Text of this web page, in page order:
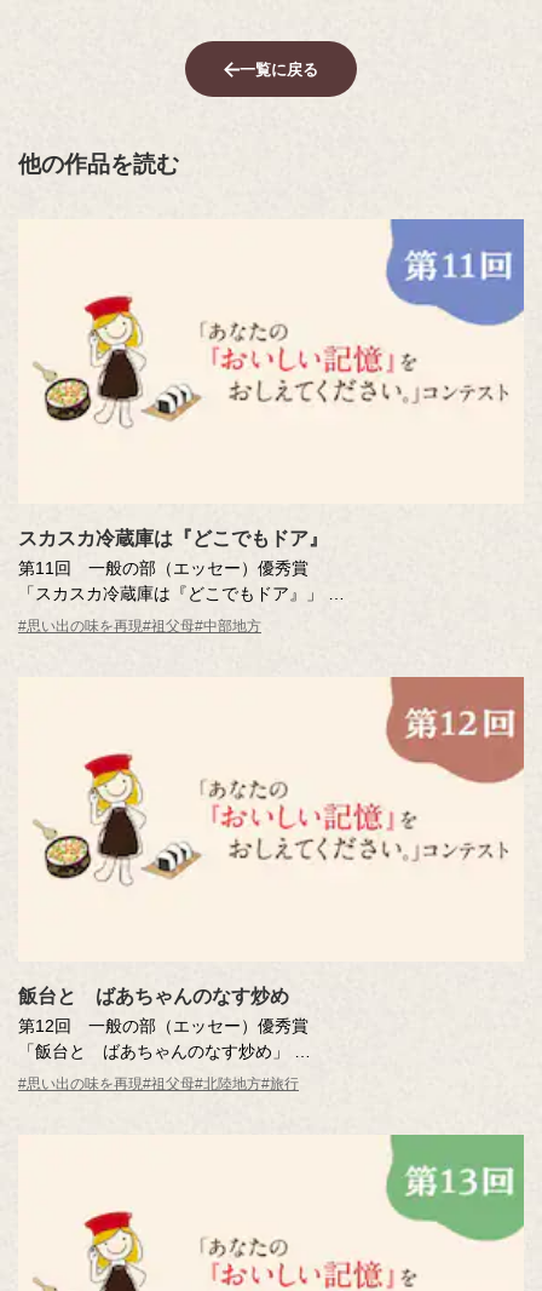
一覧に戻る
他の作品を読む
スカスカ冷蔵庫は『どこでもドア』
第11回 一般の部（エッセー）優秀賞
「スカスカ冷蔵庫は『どこでもドア』」
中島 藍さん（愛知県・41歳）
#思い出の味を再現#祖父母#中部地方
飯台と ばあちゃんのなす炒め
第12回 一般の部（エッセー）優秀賞
「飯台と ばあちゃんのなす炒め」
五十嵐 愛子さん（新潟県68歳）
#思い出の味を再現#祖父母#北陸地方#旅行